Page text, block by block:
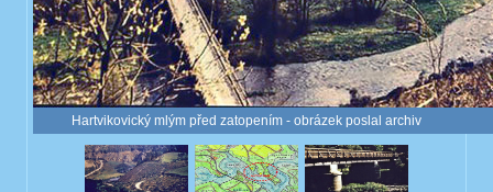
Hartvikovický mlým před zatopením - obrázek poslal archiv